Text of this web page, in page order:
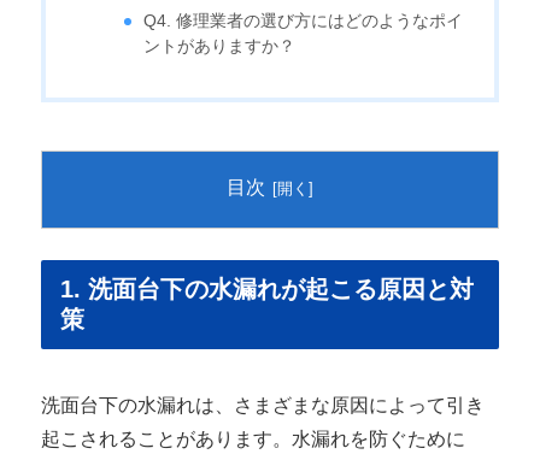
Q4. 修理業者の選び方にはどのようなポイ
ントがありますか？
目次
1. 洗面台下の水漏れが起こる原因と対
策
洗面台下の水漏れは、さまざまな原因によって引き
起こされることがあります。水漏れを防ぐために